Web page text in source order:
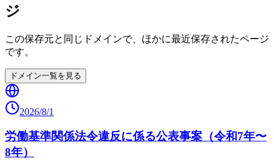
ジ
この保存元と同じドメインで、ほかに最近保存されたページ
です。
ドメイン一覧を見る
2026/8/1
労働基準関係法令違反に係る公表事案（令和7年〜
8年）